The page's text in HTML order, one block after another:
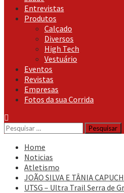
Entrevistas
Produtos
Calçado
Diversos
High Tech
Vestuário
Eventos
Revistas
Empresas
Fotos da sua Corrida
Pesquisar
por:
Home
Noticias
Atletismo
JOÃO SILVA E TÂNIA
UTSG – Ultra Trail Serra de